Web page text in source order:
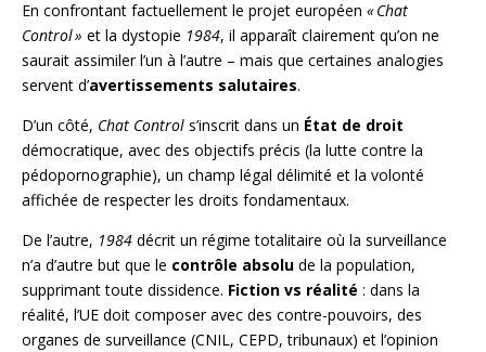
En confrontant factuellement le projet européen « Chat
Control » et la dystopie 1984, il apparaît clairement qu’on ne
saurait assimiler l’un à l’autre – mais que certaines analogies
servent d’avertissements salutaires.
D’un côté, Chat Control s’inscrit dans un État de droit
démocratique, avec des objectifs précis (la lutte contre la
pédopornographie), un champ légal délimité et la volonté
affichée de respecter les droits fondamentaux.
De l’autre, 1984 décrit un régime totalitaire où la surveillance
n’a d’autre but que le contrôle absolu de la population,
supprimant toute dissidence. Fiction vs réalité : dans la
réalité, l’UE doit composer avec des contre-pouvoirs, des
organes de surveillance (CNIL, CEPD, tribunaux) et l’opinion